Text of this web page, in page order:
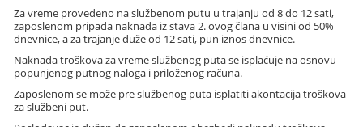
Za vreme provedeno na službenom putu u trajanju od 8 do 12 sati,
zaposlenom pripada naknada iz stava 2. ovog člana u visini od 50%
dnevnice, a za trajanje duže od 12 sati, pun iznos dnevnice.
Naknada troškova za vreme službenog puta se isplaćuje na osnovu
popunjenog putnog naloga i priloženog računa.
Zaposlenom se može pre službenog puta isplatiti akontacija troškova
za službeni put.